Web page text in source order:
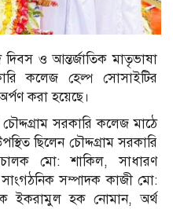
দিবস ও আন্তর্জাতিক মাতৃভাষা
কলেজ হেল্প সোসাইটির
করা হয়েছে।
সরকারি কলেজ মাঠে
ছিলেন চৌদ্দগ্রাম সরকারি
মো: শাকিল, সাধারণ
সম্পাদক কাজী মো:
ইকরামুল হক নোমান, অর্থ